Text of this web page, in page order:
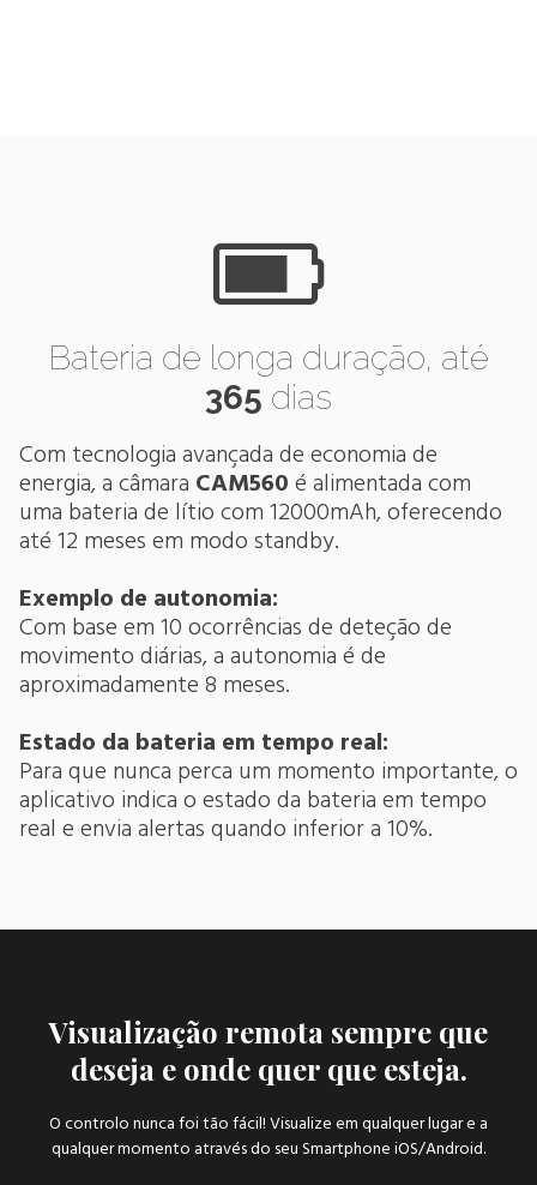

Bateria de longa duração, até
365 dias
Com tecnologia avançada de economia de
energia, a câmara CAM560é alimentada com
uma bateria de lítio com 12000mAh, oferecendo
até 12 meses em modo standby.
Exemplo de autonomia:
Com base em 10 ocorrências de deteção de
movimento diárias, a autonomia é de
aproximadamente 8 meses.
Estado da bateria em tempo real:
Para que nunca perca um momento importante, o
aplicativo indica o estado da bateria em tempo
real e envia alertas quando inferior a 10%.
Visualização remota sempre que
deseja e onde quer que esteja.
O controlo nunca foi tão fácil! Visualize em qualquer lugar e a
qualquer momento através do seu Smartphone iOS/Android.